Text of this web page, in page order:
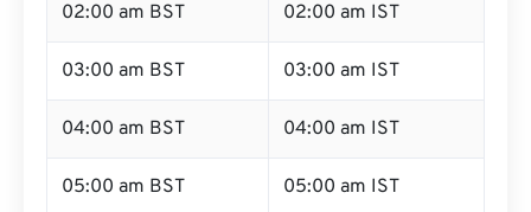
02:00 am BST 02:00 am IST
03:00 am BST 03:00 am IST
04:00 am BST 04:00 am IST
05:00 am BST 05:00 am IST